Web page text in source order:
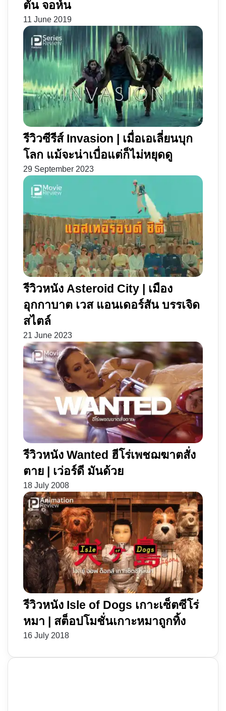
ตัน จอห์น
11 June 2019
รีวิวซีรีส์ Invasion | เมื่อเอเลี่ยนบุก
โลก แม้จะน่าเบื่อแต่ก็ไม่หยุดดู
29 September 2023
รีวิวหนัง Asteroid City | เมือง
อุกกาบาต เวส แอนเดอร์สัน บรรเจิด
สไตล์
21 June 2023
รีวิวหนัง Wanted ฮีโร่เพชฌฆาตสั่ง
ตาย | เว่อร์ดี มันด้วย
18 July 2008
รีวิวหนัง Isle of Dogs เกาะเซ็ตซีโร่
หมา | สต็อปโมชั่นเกาะหมาถูกทิ้ง
16 July 2018